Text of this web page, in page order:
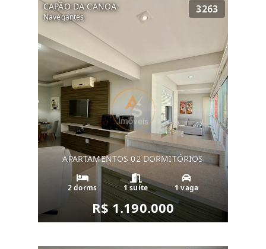
CAPÃO DA CANOA
Navegantes
3263
APARTAMENTOS 02 DORMITÓRIOS
2 dorms 1 suíte 1 vaga
R$ 1.190.000